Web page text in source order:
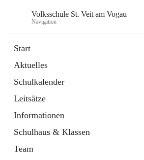
Volksschule St. Veit am Vogau
Navigation
Start
Aktuelles
Schulkalender
Leitsätze
Informationen
Schulhaus & Klassen
Team